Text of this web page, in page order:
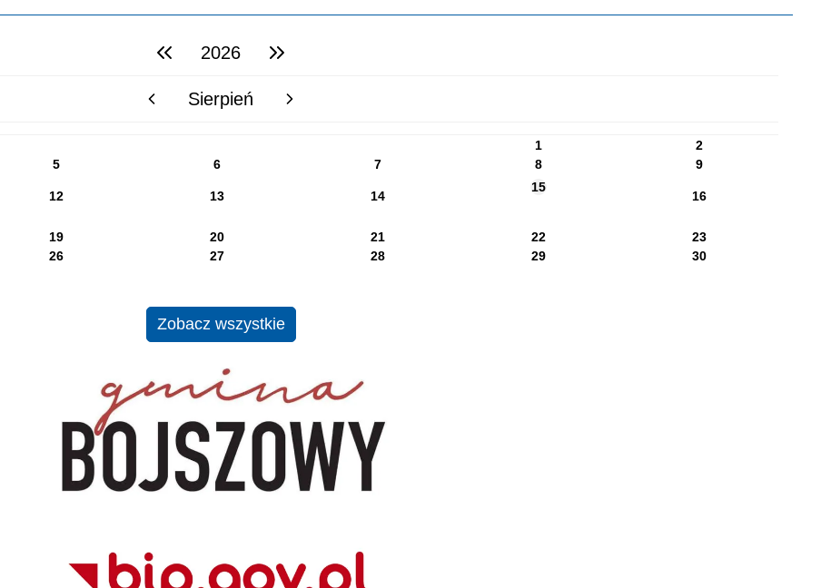
poprzedni rok2026 następny rok
poprzedni miesiącSierpień następny miesiąc
1
2
5 6 7 8 9
12 13 14
15
16
19 20 21 22
23
26 27 28 29
30
Zobacz wszystkie